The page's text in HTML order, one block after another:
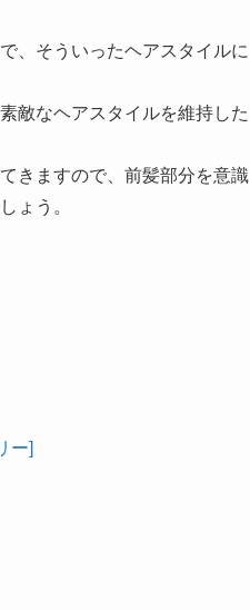
、そういったヘアスタイルに
敵なヘアスタイルを維持した
きますので、前髪部分を意識
ょう。
ー]